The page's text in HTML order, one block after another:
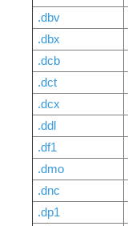
.dbv
.dbx
.dcb
.dct
.dcx
.ddl
.df1
.dmo
.dnc
.dp1